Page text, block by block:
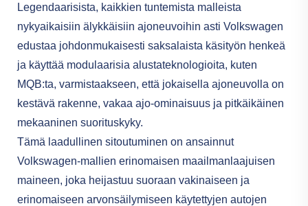
Legendaarisista, kaikkien tuntemista malleista
nykyaikaisiin älykkäisiin ajoneuvoihin asti Volkswagen
edustaa johdonmukaisesti saksalaista käsityön henkeä
ja käyttää modulaarisia alustateknologioita, kuten
MQB:ta, varmistaakseen, että jokaisella ajoneuvolla on
kestävä rakenne, vakaa ajo-ominaisuus ja pitkäikäinen
mekaaninen suorituskyky.
Tämä laadullinen sitoutuminen on ansainnut
Volkswagen-mallien erinomaisen maailmanlaajuisen
maineen, joka heijastuu suoraan vakinaiseen ja
erinomaiseen arvonsäilymiseen käytettyjen autojen